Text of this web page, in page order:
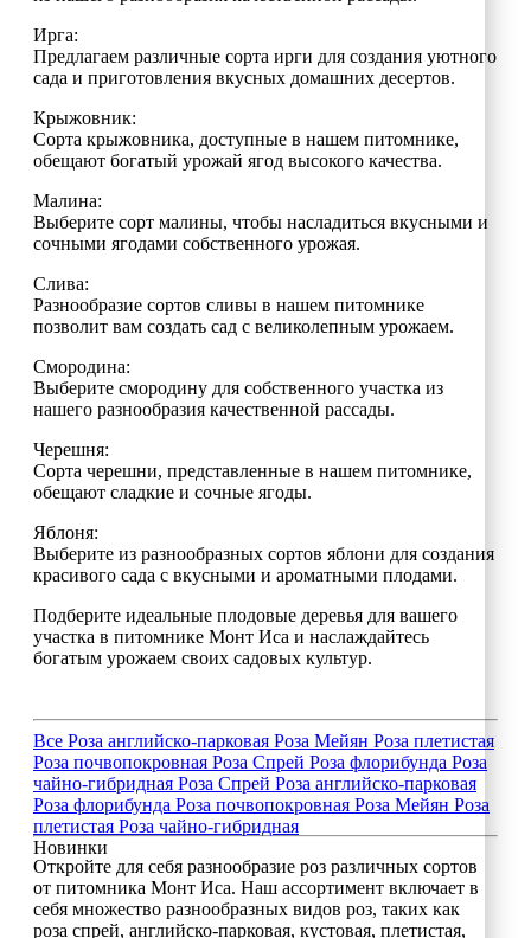
Ирга:
Предлагаем различные сорта ирги для создания уютного
сада и приготовления вкусных домашних десертов.
Крыжовник:
Сорта крыжовника, доступные в нашем питомнике,
обещают богатый урожай ягод высокого качества.
Малина:
Выберите сорт малины, чтобы насладиться вкусными и
сочными ягодами собственного урожая.
Слива:
Разнообразие сортов сливы в нашем питомнике
позволит вам создать сад с великолепным урожаем.
Смородина:
Выберите смородину для собственного участка из
нашего разнообразия качественной рассады.
Черешня:
Сорта черешни, представленные в нашем питомнике,
обещают сладкие и сочные ягоды.
Яблоня:
Выберите из разнообразных сортов яблони для создания
красивого сада с вкусными и ароматными плодами.
Подберите идеальные плодовые деревья для вашего
участка в питомнике Монт Иса и наслаждайтесь
богатым урожаем своих садовых культур.
Все Роза английско-парковая Роза Мейян Роза плетистая
Роза почвопокровная Роза Спрей Роза флорибунда Роза
чайно-гибридная Роза Спрей Роза английско-парковая
Роза флорибунда Роза почвопокровная Роза Мейян Роза
плетистая Роза чайно-гибридная
Новинки
Откройте для себя разнообразие роз различных сортов
от питомника Монт Иса. Наш ассортимент включает в
себя множество разнообразных видов роз, таких как
роза спрей, английско-парковая, кустовая, плетистая,